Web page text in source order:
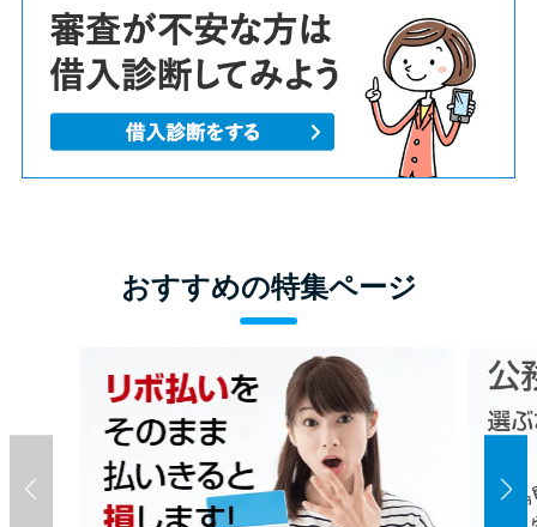
おすすめの特集ページ